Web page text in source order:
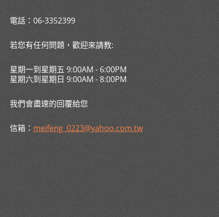
電話：06-3352399
若您有任何問題，歡迎來請教:
星期一到星期五 9:00AM - 6:00PM
星期六到星期日 9:00AM - 8:00PM
我們會盡速的回覆給您
信箱： meifeng_0223@yahoo.com.tw